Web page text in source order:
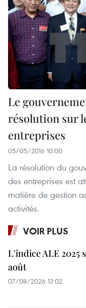
Le
résolution sur
entreprises
05/05/2016 10:00
La résolution du
des entreprises est
matière de gestion
activités.
VOIR PLUS
L'indice ALE 2025
août
07/08/2026 13:02